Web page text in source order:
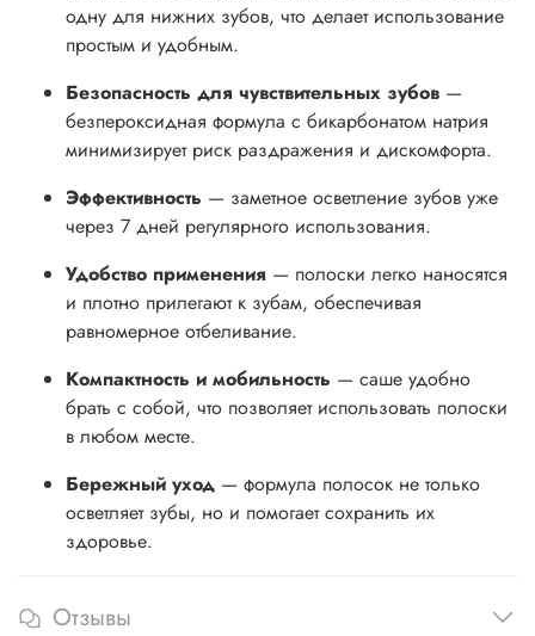
одну для нижних зубов, что делает использование
простым и удобным.
Безопасность для чувствительных зубов —
безпероксидная формула с бикарбонатом натрия
минимизирует риск раздражения и дискомфорта.
Эффективность — заметное осветление зубов уже
через 7 дней регулярного использования.
Удобство применения — полоски легко наносятся
и плотно прилегают к зубам, обеспечивая
равномерное отбеливание.
Компактность и мобильность — саше удобно
брать с собой, что позволяет использовать полоски
в любом месте.
Бережный уход — формула полосок не только
осветляет зубы, но и помогает сохранить их
здоровье.
Отзывы